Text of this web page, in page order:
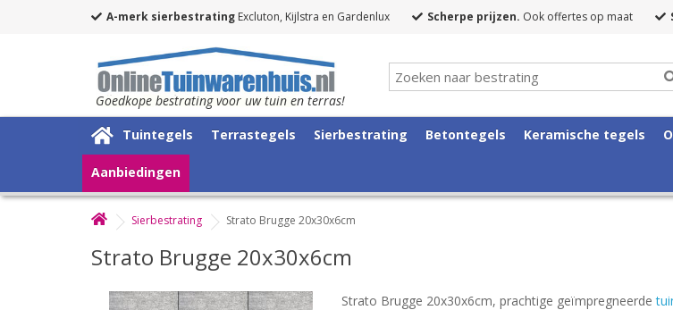
A-merk sierbestrating Excluton, Kijlstra en Gardenlux Scherpe prijzen. Ook offertes op maat
Goedkope bestrating voor uw tuin en terras!
Tuintegels Terrastegels Sierbestrating Betontegels Keramische tegels
Aanbiedingen
Sierbestrating Strato Brugge 20x30x6cm
Strato Brugge 20x30x6cm
Strato Brugge 20x30x6cm, prachtige geïmpregneerde